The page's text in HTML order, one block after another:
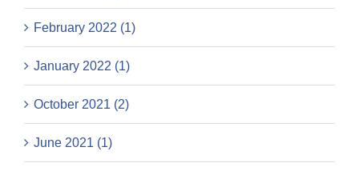
February 2022 (1)
January 2022 (1)
October 2021 (2)
June 2021 (1)